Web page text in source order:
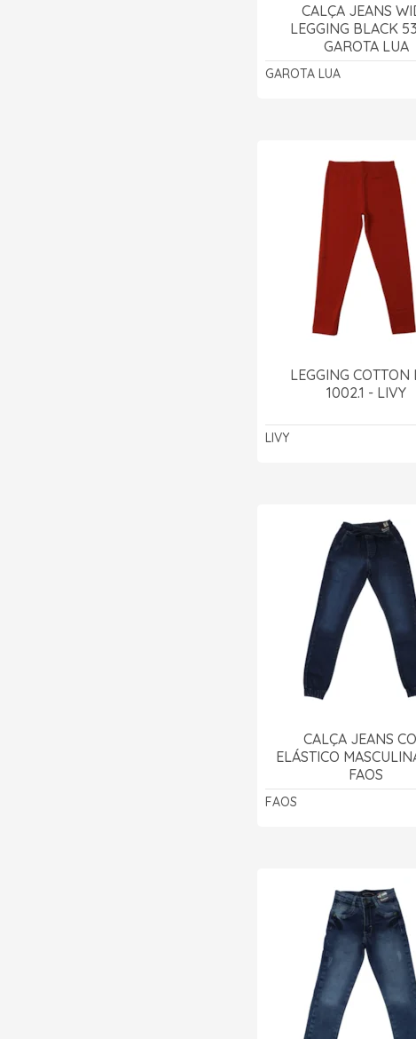
CALÇA JEANS
LEGGING BLACK
GAROTA LUA
GAROTA LUA
LEGGING COTTON
1002.1 - LIVY
LIVY
CALÇA JEANS
ELÁSTICO
FAOS
FAOS